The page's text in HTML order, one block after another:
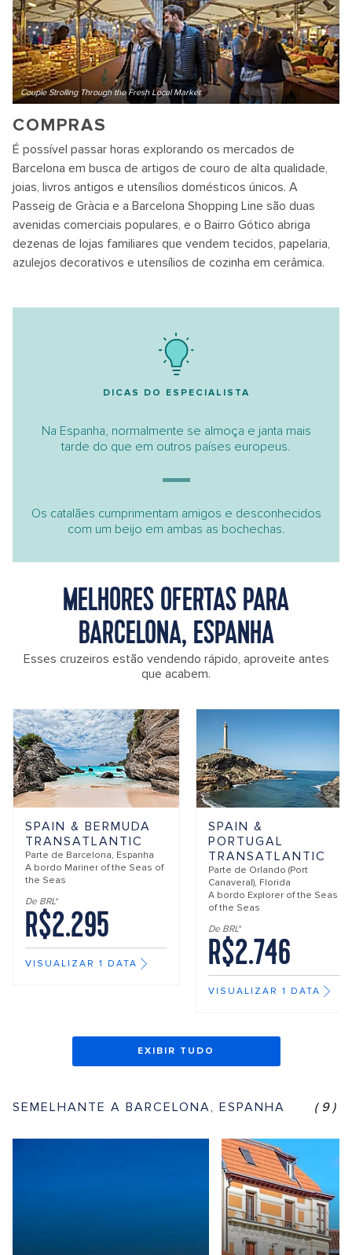
Couple Strolling Through the Fresh Local Market
COMPRAS
É possível passar horas explorando os mercados de
Barcelona em busca de artigos de couro de alta qualidade,
joias, livros antigos e utensílios domésticos únicos. A
Passeig de Gràcia e a Barcelona Shopping Line são duas
avenidas comerciais populares, e o Bairro Gótico abriga
dezenas de lojas familiares que vendem tecidos, papelaria,
azulejos decorativos e utensílios de cozinha em cerâmica.
DICAS DO ESPECIALISTA
Na Espanha, normalmente se almoça e janta mais
tarde do que em outros países europeus.
Os catalães cumprimentam amigos e desconhecidos
com um beijo em ambas as bochechas.
MELHORES OFERTAS PARA
BARCELONA, ESPANHA
Esses cruzeiros estão vendendo rápido, aproveite antes
que acabem.
SPAIN & BERMUDA
TRANSATLANTIC
Parte de Barcelona, Espanha
A bordo Mariner of the Seas of
the Seas
De BRL*
R$2.295
VISUALIZAR 1 DATA
SPAIN &
PORTUGAL
TRANSATLANTIC
Parte de Orlando (Port
Canaveral), Florida
A bordo Explorer of the Seas
of the Seas
De BRL*
R$2.746
VISUALIZAR 1 DATA
EXIBIR TUDO
SEMELHANTE A BARCELONA, ESPANHA (9)